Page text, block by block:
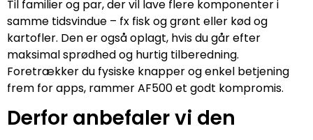
Til familier og par, der vil lave flere komponenter i
samme tidsvindue – fx fisk og grønt eller kød og
kartofler. Den er også oplagt, hvis du går efter
maksimal sprødhed og hurtig tilberedning.
Foretrækker du fysiske knapper og enkel betjening
frem for apps, rammer AF500 et godt kompromis.
Derfor anbefaler vi den